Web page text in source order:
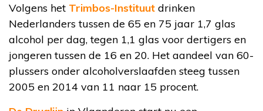
Volgens het Trimbos-Instituut drinken
Nederlanders tussen de 65 en 75 jaar 1,7 glas
alcohol per dag, tegen 1,1 glas voor dertigers en
jongeren tussen de 16 en 20. Het aandeel van 60-
plussers onder alcoholverslaafden steeg tussen
2005 en 2014 van 11 naar 15 procent.